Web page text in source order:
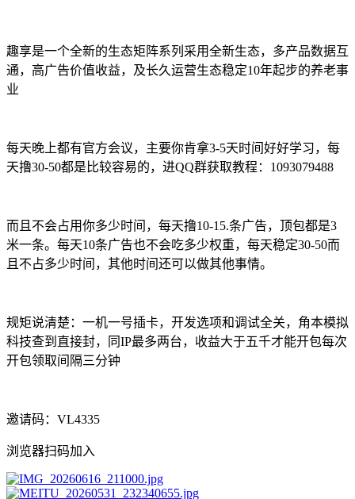
趣享是一个全新的生态矩阵系列采用全新生态，多产品数据互
通，高广告价值收益，及长久运营生态稳定10年起步的养老事
业
每天晚上都有官方会议，主要你肯拿3-5天时间好好学习，每
天撸30-50都是比较容易的，进QQ群获取教程：1093079488
而且不会占用你多少时间，每天撸10-15.条广告，顶包都是3
米一条。每天10条广告也不会吃多少权重，每天稳定30-50而
且不占多少时间，其他时间还可以做其他事情。
规矩说清楚：一机一号插卡，开发选项和调试全关，角本模拟
科技查到直接封，同IP最多两台，收益大于五千才能开包每次
开包领取间隔三分钟
邀请码：VL4335
浏览器扫码加入